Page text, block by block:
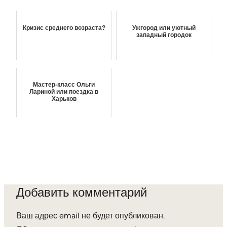
Кризис среднего возраста?
Ужгород или уютный
западный городок
Мастер-класс Ольги
Лариной или поездка в
Харьков
Добавить комментарий
Ваш адрес email не будет опубликован.